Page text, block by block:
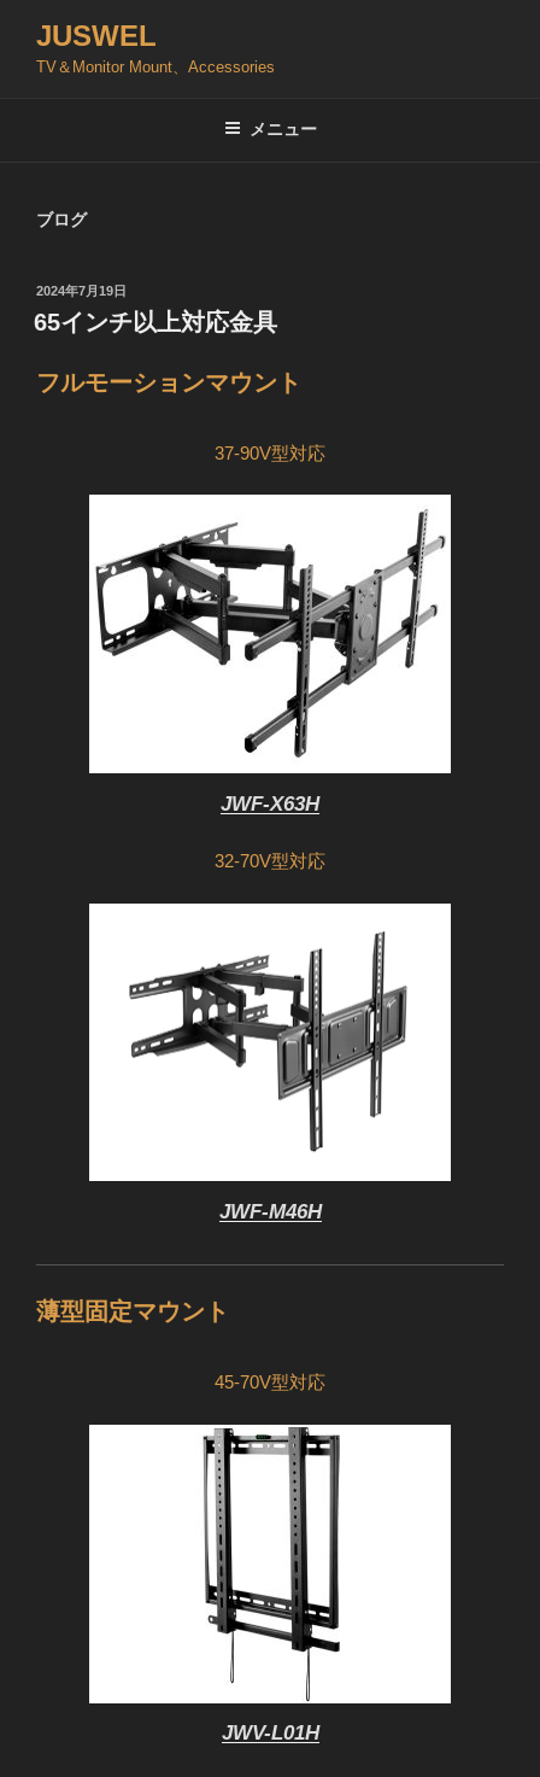
JUSWEL
TV＆Monitor Mount、Accessories
メニュー
ブログ
投
稿
日:
2024年7月19日
65インチ以上対応金具
フルモーションマウント
37-90V型対応
JWF-X63H
32-70V型対応
JWF-M46H
薄型固定マウント
45-70V型対応
JWV-L01H